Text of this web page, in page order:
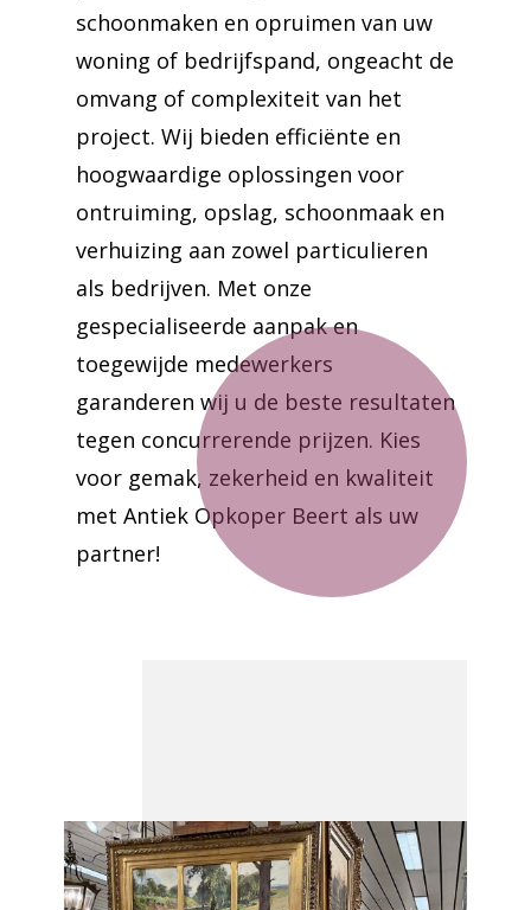
schoonmaken en opruimen van uw
woning of bedrijfspand, ongeacht de
omvang of complexiteit van het
project. Wij bieden efficiënte en
hoogwaardige oplossingen voor
ontruiming, opslag, schoonmaak en
verhuizing aan zowel particulieren
als bedrijven. Met onze
gespecialiseerde aanpak en
toegewijde medewerkers
garanderen wij u de beste resultaten
tegen concurrerende prijzen. Kies
voor gemak, zekerheid en kwaliteit
met Antiek Opkoper Beert als uw
partner!